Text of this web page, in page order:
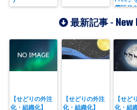
電話代
よう
最新記事 - New
【せどりの外注
化・組織化】
【せどりの外注
化・組織化】
【せど
化・組